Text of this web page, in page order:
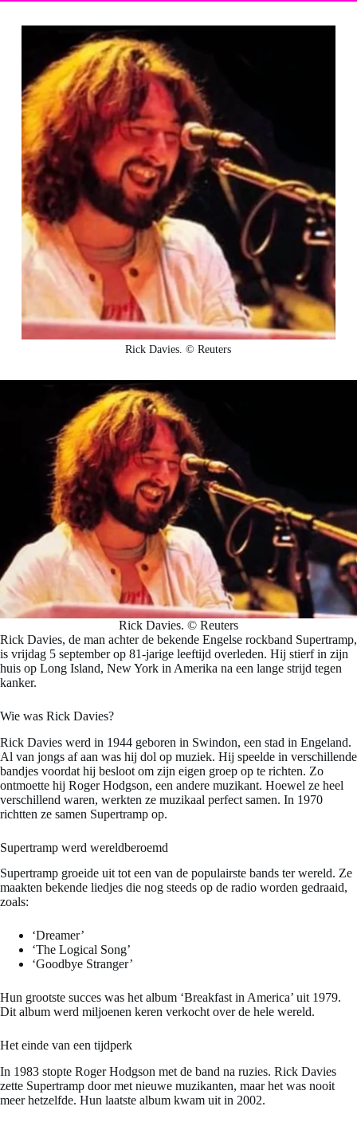
Rick Davies. © Reuters
Rick Davies. © Reuters
Rick Davies, de man achter de bekende Engelse rockband Supertramp,
is vrijdag 5 september op 81-jarige leeftijd overleden. Hij stierf in zijn
huis op Long Island, New York in Amerika na een lange strijd tegen
kanker.
Wie was Rick Davies?
Rick Davies werd in 1944 geboren in Swindon, een stad in Engeland.
Al van jongs af aan was hij dol op muziek. Hij speelde in verschillende
bandjes voordat hij besloot om zijn eigen groep op te richten. Zo
ontmoette hij Roger Hodgson, een andere muzikant. Hoewel ze heel
verschillend waren, werkten ze muzikaal perfect samen. In 1970
richtten ze samen Supertramp op.
Supertramp werd wereldberoemd
Supertramp groeide uit tot een van de populairste bands ter wereld. Ze
maakten bekende liedjes die nog steeds op de radio worden gedraaid,
zoals:
‘Dreamer’
‘The Logical Song’
‘Goodbye Stranger’
Hun grootste succes was het album ‘Breakfast in America’ uit 1979.
Dit album werd miljoenen keren verkocht over de hele wereld.
Het einde van een tijdperk
In 1983 stopte Roger Hodgson met de band na ruzies. Rick Davies
zette Supertramp door met nieuwe muzikanten, maar het was nooit
meer hetzelfde. Hun laatste album kwam uit in 2002.